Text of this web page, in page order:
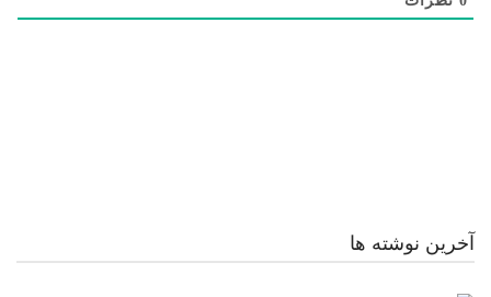
آخرین نوشته ها